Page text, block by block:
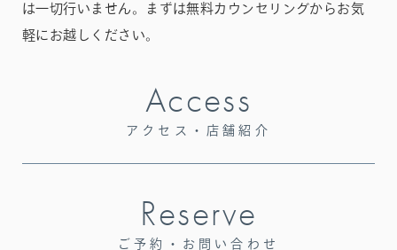
は一切行いません。
まずは無料カウンセリングからお気
軽にお越しください。
Access
アクセス・店舗紹介
Reserve
ご予約・お問い合わせ